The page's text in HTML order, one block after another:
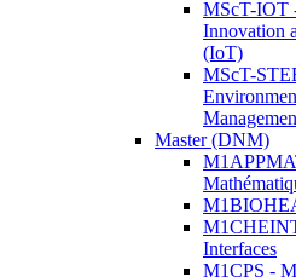
MScT-IOT
Innovation
(IoT)
MScT-
Master (DNM)
Interfaces
M1CPS -